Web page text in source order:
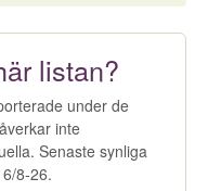
listan?
under de
inte
Senaste synliga
8-26.